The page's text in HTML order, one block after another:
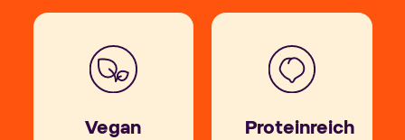
Vegan Proteinreich